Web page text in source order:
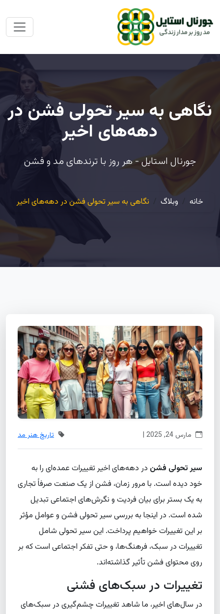
نگاهی به سیر تحولی فشن در
دهه‌های اخیر
جورنال استایل - هر روز با ترندهای مد و فشن
خانه وبلاگ نگاهی به سیر تحولی فشن در دهه‌های اخیر
مارس 24, 2025 | تاریخ هنر مد
سیر تحولی فشندر دهه‌های اخیر تغییرات عمده‌ای را به
خود دیده است. با مرور زمان، فشن از یک صنعت صرفاً تجاری
به یک بستر برای بیان فردیت و نگرش‌های اجتماعی تبدیل
شده است. در اینجا به بررسی سیر تحولی فشن و عوامل مؤثر
بر این تغییرات خواهیم پرداخت. این سیر تحولی شامل
تغییرات در سبک، فرهنگ‌ها، و حتی تفکر اجتماعی است که بر
روی محتوای فشن تأثیر گذاشته‌اند.
تغییرات در سبک‌های فشنی
در سال‌های اخیر، ما شاهد تغییرات چشم‌گیری در سبک‌های